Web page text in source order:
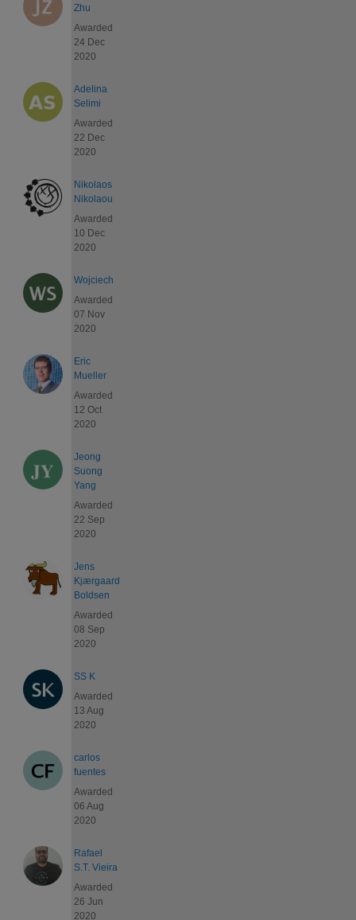
Zhu
Awarded
24 Dec
2020
Adelina
Selimi
Awarded
22 Dec
2020
Nikolaos
Nikolaou
Awarded
10 Dec
2020
Wojciech
Awarded
07 Nov
2020
Eric
Mueller
Awarded
12 Oct
2020
Jeong
Suong
Yang
Awarded
22 Sep
2020
Jens
Kjærgaard
Boldsen
Awarded
08 Sep
2020
SS K
Awarded
13 Aug
2020
carlos
fuentes
Awarded
06 Aug
2020
Rafael
S.T. Vieira
Awarded
26 Jun
2020